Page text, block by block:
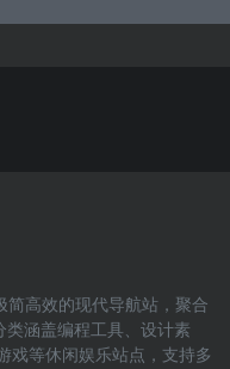
高效的现代导航站，聚合
涵盖编程工具、设计素
戏等休闲娱乐站点，支持多